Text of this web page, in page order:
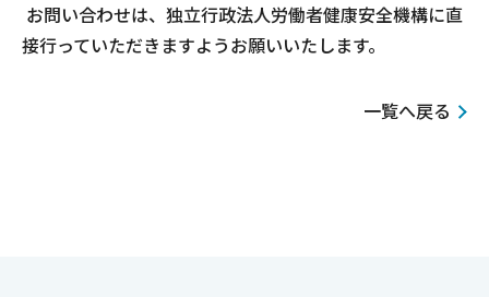
お問い合わせは、独立行政法人労働者健康安全機構に直
接行っていただきますようお願いいたします。
一覧へ戻る